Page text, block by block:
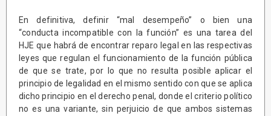
En definitiva, definir “mal desempeño” o bien una
“conducta incompatible con la función” es una tarea del
HJE que habrá de encontrar reparo legal en las respectivas
leyes que regulan el funcionamiento de la función pública
de que se trate, por lo que no resulta posible aplicar el
principio de legalidad en el mismo sentido con que se aplica
dicho principio en el derecho penal, donde el criterio político
no es una variante, sin perjuicio de que ambos sistemas